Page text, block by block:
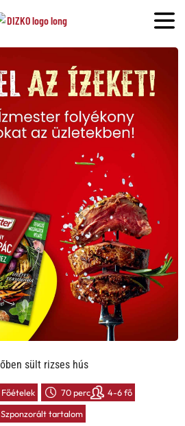
Főételek 70 perc
4-6 fő
Szponzorált tartalom